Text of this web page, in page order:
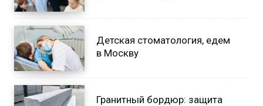
Детская стоматология, едем
в Москву
Гранитный бордюр: защита